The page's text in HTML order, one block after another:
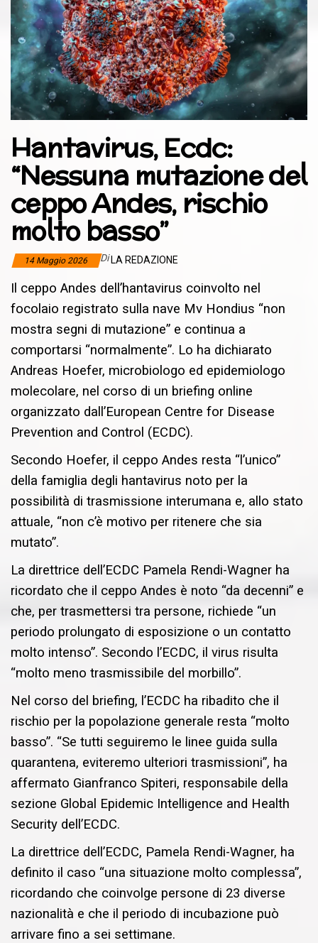
Hantavirus, Ecdc:
“Nessuna mutazione del
ceppo Andes, rischio
molto basso”
14 Maggio 2026 Di LA REDAZIONE
Il ceppo Andes dell’hantavirus coinvolto nel
focolaio registrato sulla nave Mv Hondius “non
mostra segni di mutazione” e continua a
comportarsi “normalmente”. Lo ha dichiarato
Andreas Hoefer, microbiologo ed epidemiologo
molecolare, nel corso di un briefing online
organizzato dall’European Centre for Disease
Prevention and Control (ECDC).
Secondo Hoefer, il ceppo Andes resta “l’unico”
della famiglia degli hantavirus noto per la
possibilità di trasmissione interumana e, allo stato
attuale, “non c’è motivo per ritenere che sia
mutato”.
La direttrice dell’ECDC Pamela Rendi-Wagner ha
ricordato che il ceppo Andes è noto “da decenni” e
che, per trasmettersi tra persone, richiede “un
periodo prolungato di esposizione o un contatto
molto intenso”. Secondo l’ECDC, il virus risulta
“molto meno trasmissibile del morbillo”.
Nel corso del briefing, l’ECDC ha ribadito che il
rischio per la popolazione generale resta “molto
basso”. “Se tutti seguiremo le linee guida sulla
quarantena, eviteremo ulteriori trasmissioni”, ha
affermato Gianfranco Spiteri, responsabile della
sezione Global Epidemic Intelligence and Health
Security dell’ECDC.
La direttrice dell’ECDC, Pamela Rendi-Wagner, ha
definito il caso “una situazione molto complessa”,
ricordando che coinvolge persone di 23 diverse
nazionalità e che il periodo di incubazione può
arrivare fino a sei settimane.